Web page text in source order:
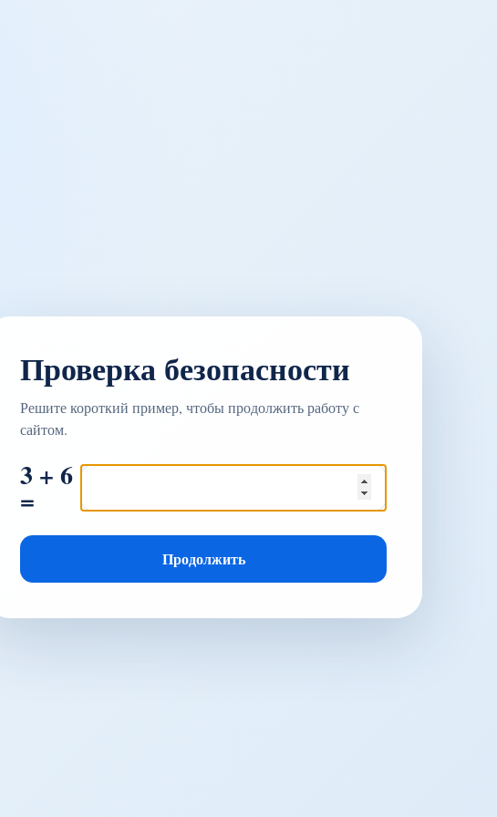
Проверка безопасности
Решите короткий пример, чтобы продолжить работу с
сайтом.
3 + 6
=
Продолжить